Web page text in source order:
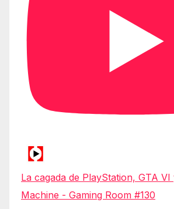
La cagada de PlayStation, GTA
Machine - Gaming Room #130